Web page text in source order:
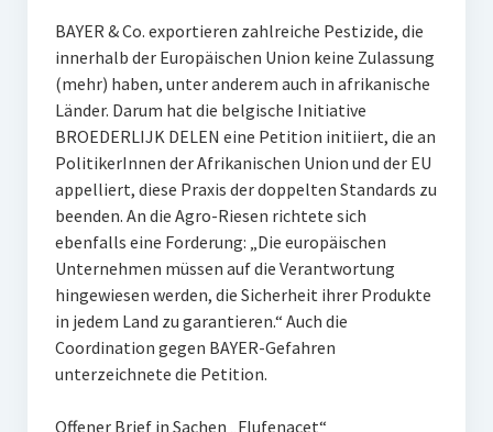
BAYER & Co. exportieren zahlreiche Pestizide, die
innerhalb der Europäischen Union keine Zulassung
(mehr) haben, unter anderem auch in afrikanische
Länder. Darum hat die belgische Initiative
BROEDERLIJK DELEN eine Petition initiiert, die an
PolitikerInnen der Afrikanischen Union und der EU
appelliert, diese Praxis der doppelten Standards zu
beenden. An die Agro-Riesen richtete sich
ebenfalls eine Forderung: „Die europäischen
Unternehmen müssen auf die Verantwortung
hingewiesen werden, die Sicherheit ihrer Produkte
in jedem Land zu garantieren.“ Auch die
Coordination gegen BAYER-Gefahren
unterzeichnete die Petition.
Offener Brief in Sachen „Flufenacet“